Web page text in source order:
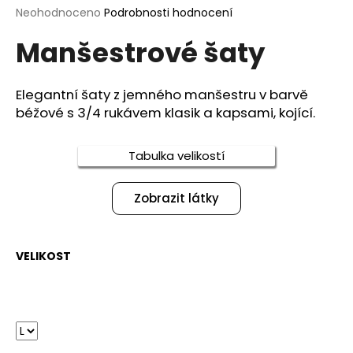
Průměrné
produktu
je
z
5
hvězdiček.
Neohodnoceno Podrobnosti hodnocení
Manšestrové šaty
Elegantní šaty z jemného manšestru v barvě
béžové s 3/4 rukávem klasik a kapsami, kojící.
Tabulka velikostí
Zobrazit látky
VELIKOST
a
j
í
?
HLEDAT
D
r
u